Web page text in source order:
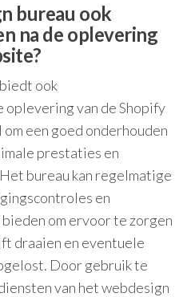
bureau ook
na de oplevering
ook
oplevering van de Shopify
een goed onderhouden
prestaties en
bureau kan regelmatige
en
om ervoor te zorgen
draaien en eventuele
Door gebruik te
van het webdesign